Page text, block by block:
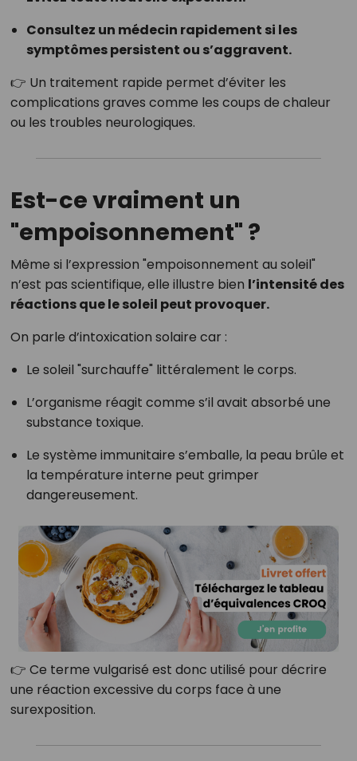
Consultez un médecin rapidement si les
symptômes persistent ou s’aggravent.
👉 Un traitement rapide permet d’éviter les
complications graves comme les coups de chaleur
ou les troubles neurologiques.
Est-ce vraiment un
"empoisonnement" ?
Même si l’expression "empoisonnement au soleil"
n’est pas scientifique, elle illustre bien l’intensité des
réactions que le soleil peut provoquer.
On parle d’intoxication solaire car :
Le soleil "surchauffe" littéralement le corps.
L’organisme réagit comme s’il avait absorbé une
substance toxique.
Le système immunitaire s’emballe, la peau brûle et
la température interne peut grimper
dangereusement.
👉 Ce terme vulgarisé est donc utilisé pour décrire
une réaction excessive du corps face à une
surexposition.